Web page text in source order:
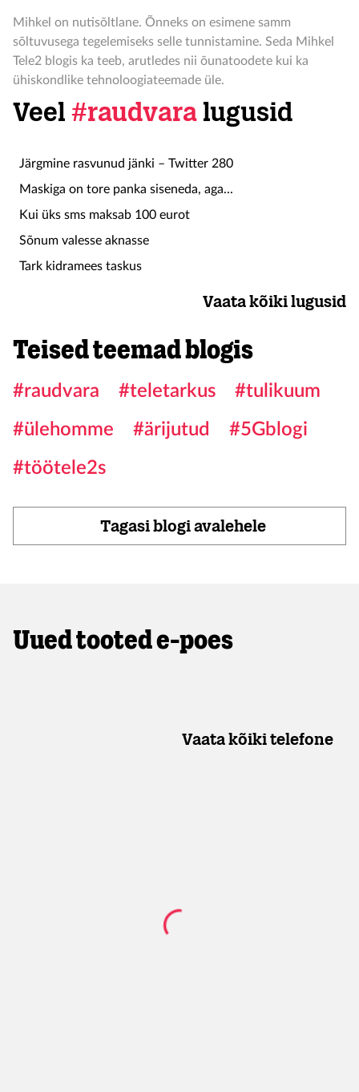
Mihkel on nutisõltlane. Õnneks on esimene samm
sõltuvusega tegelemiseks selle tunnistamine. Seda Mihkel
Tele2 blogis ka teeb, arutledes nii õunatoodete kui ka
ühiskondlike tehnoloogiateemade üle.
Veel #raudvara lugusid
Järgmine rasvunud jänki – Twitter 280
Maskiga on tore panka siseneda, aga...
Kui üks sms maksab 100 eurot
Sõnum valesse aknasse
Tark kidramees taskus
Vaata kõiki lugusid
Teised teemad blogis
#raudvara #teletarkus
#tulikuum
#ülehomme
#ärijutud
#5Gblogi
#töötele2s
Tagasi blogi avalehele
Uued tooted e-poes
Vaata kõiki telefone